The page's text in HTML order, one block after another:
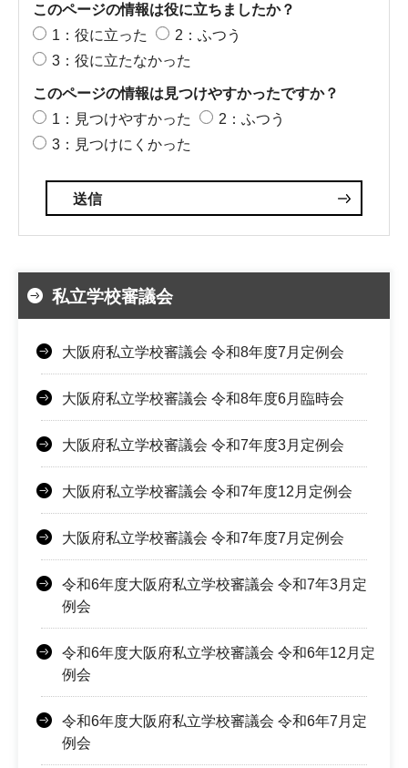
このページの情報は役に立ちましたか？
1：役に立った
2：ふつう
3：役に立たなかった
このページの情報は見つけやすかったですか？
1：見つけやすかった
2：ふつう
3：見つけにくかった
私立学校審議会
大阪府私立学校審議会 令和8年度7月定例会
大阪府私立学校審議会 令和8年度6月臨時会
大阪府私立学校審議会 令和7年度3月定例会
大阪府私立学校審議会 令和7年度12月定例会
大阪府私立学校審議会 令和7年度7月定例会
令和6年度大阪府私立学校審議会 令和7年3月定
例会
令和6年度大阪府私立学校審議会 令和6年12月定
例会
令和6年度大阪府私立学校審議会 令和6年7月定
例会